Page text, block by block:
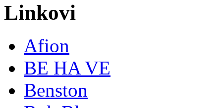
Linkovi
Afion
BE HA VE
Benston